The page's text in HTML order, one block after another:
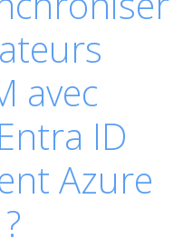
avec
ID
Azure